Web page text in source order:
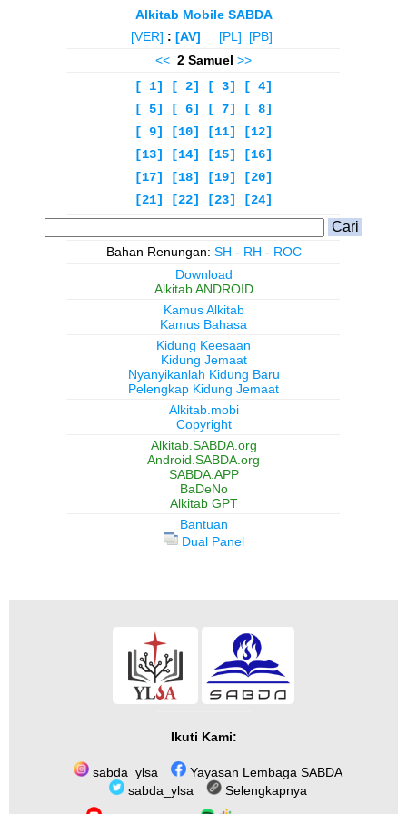
Alkitab Mobile SABDA
[VER] : [AV] [PL]
[PB]
<< 2 Samuel >>
[ 1]
[ 2] [ 3]
[ 4]
[ 5]
[ 6] [ 7]
[ 8]
[ 9]
[10] [11]
[12]
[13]
[14] [15]
[16]
[17]
[18] [19]
[20]
[21]
[22] [23] [24]
Bahan Renungan: SH - RH - ROC
Download
Alkitab ANDROID
Kamus Alkitab
Kamus Bahasa
Kidung Keesaan
Kidung Jemaat
Nyanyikanlah Kidung Baru
Pelengkap Kidung Jemaat
Alkitab.mobi
Copyright
Alkitab.SABDA.org
Android.SABDA.org
SABDA.APP
BaDeNo
Alkitab GPT
Bantuan
Dual Panel
Ikuti Kami:
sabda_ylsa
Yayasan Lembaga SABDA
sabda_ylsa
Selengkapnya